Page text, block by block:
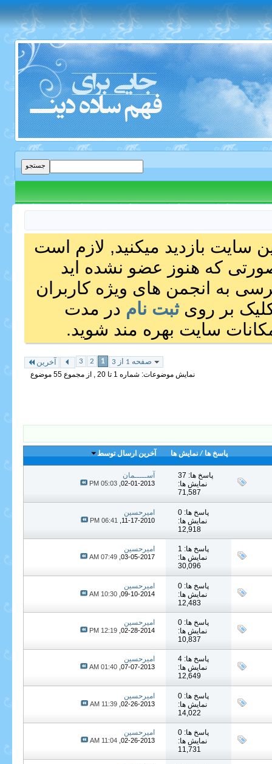
سایت بازدید میکنید, لازم است
که هنوز عضو نشده اید
به انجمن های ویژه کاربران
بر رویثبت نام در مدت
سایت بهره مند شوید.
صفحه 1 از 3 1
2
3 آخرین
نمایش موضوعات: شماره 1 تا 20 , از مجموع ‍55 موضوع
پاسخ ها / نمایش ها آخرین ارسال توسط
پاسخ ها: 37
نمایش ها:
71,587
آســـــمان
02-01-2013,
05:03 PM
پاسخ ها: 0
نمایش ها:
12,918
امیرحسین
11-17-2010,
06:41 PM
پاسخ ها: 1
نمایش ها:
30,096
امیرحسین
03-05-2017,
07:49 AM
پاسخ ها: 0
نمایش ها:
12,483
امیرحسین
09-10-2014,
10:30 AM
پاسخ ها: 0
نمایش ها:
10,837
امیرحسین
02-28-2014,
12:19 PM
پاسخ ها: 4
نمایش ها:
12,649
امیرحسین
07-07-2013,
01:40 AM
پاسخ ها: 0
نمایش ها:
14,022
امیرحسین
02-26-2013,
11:39 AM
پاسخ ها: 0
نمایش ها:
11,731
امیرحسین
02-26-2013,
11:04 AM